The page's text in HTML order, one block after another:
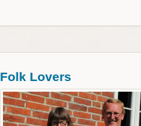
Folk Lovers